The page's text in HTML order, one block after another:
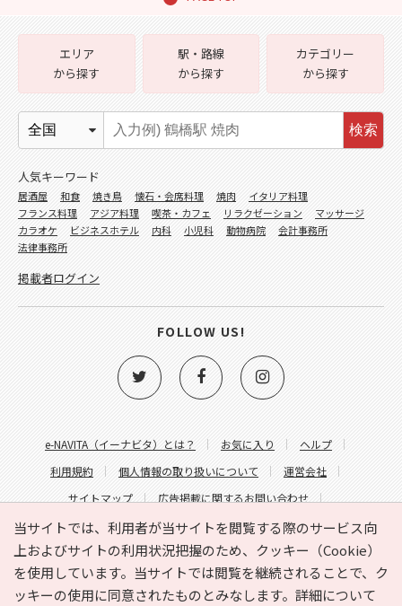
当サイトでは、利用者が当サイトを閲覧する際のサービス向
上およびサイトの利用状況把握のため、クッキー（Cookie）
を使用しています。当サイトでは閲覧を継続されることで、ク
ッキーの使用に同意されたものとみなします。詳細について
e-NAVITA（イーナビタ）とは？ お気に入り
ヘルプ
利用規約
個人情報の取り扱いについて
運営会社
サイトマップ
広告掲載に関するお問い合わせ
サイトの内容に関するお問い合わせ
エリア
から探す
駅・路線
から探す
カテゴリー
から探す
検索
人気キーワード
居酒屋 和食 焼き鳥 懐石・会席料理 焼肉
イタリア料理
フランス料理
アジア料理 喫茶・カフェ リラクゼーション
マッサージ
カラオケ
ビジネスホテル 内科 小児科 動物病院
会計事務所
法律事務所
掲載者ログイン
FOLLOW US!